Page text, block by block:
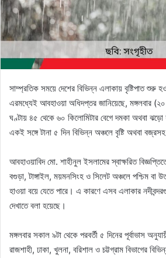
সাম্প্রতিক সময়ে দেশের বিভিন্ন এলাকায় বৃষ্টিপাত শুরু
এরমধ্যেই আবহাওয়া অধিদপ্তর জানিয়েছে, মঙ্গলবার
ঘণ্টায় ৪৫ থেকে ৬০ কিলোমিটার বেগে দমকা অথবা ঝড়ো
একই সঙ্গে টানা ৫ দিন বিভিন্ন অঞ্চলে বৃষ্টি অথবা বজ্রসহ
আবহাওয়াবিদ মো. শাহীনুল ইসলামের স্বাক্ষরিত
বগুড়া, টাঙ্গাইল, ময়মনসিংহ ও সিলেট অঞ্চলে পশ্চিম বা
হাওয়া বয়ে যেতে পারে। এ কারণে এসব এলাকার
দেখাতে বলা হয়েছে।
মঙ্গলবার সকাল ৯টা থেকে পরবর্তী ৫ দিনের পূর্বাভাস
রাজশাহী, ঢাকা, খুলনা, বরিশাল ও চট্টগ্রাম বিভাগের